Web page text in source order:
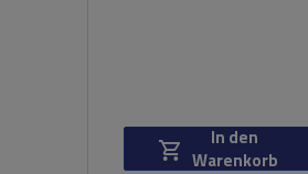
In den
Warenkorb